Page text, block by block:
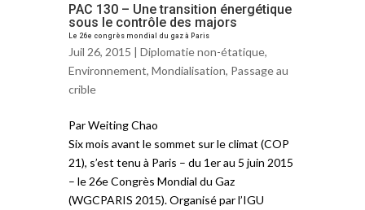
PAC 130 – Une transition énergétique
sous le contrôle des majors
Le 26e congrès mondial du gaz à Paris
Juil 26, 2015 | Diplomatie non-étatique,
Environnement, Mondialisation, Passage au
crible
Par Weiting Chao
Six mois avant le sommet sur le climat (COP
21), s’est tenu à Paris – du 1er au 5 juin 2015
– le 26e Congrès Mondial du Gaz
(WGCPARIS 2015). Organisé par l’IGU